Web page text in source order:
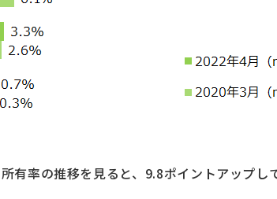
有率の推移を見ると、9.8ポイントアップし